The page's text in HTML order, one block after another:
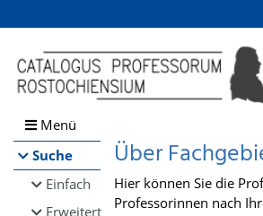
Browsen
direkt zum Inhalt
Menü
Suche
Einfach
Erweitert
Über
Hier können Sie die
Professorinnen nach